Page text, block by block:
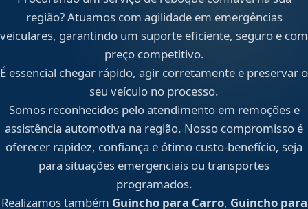
região? Atuamos com agilidade em emergências
veiculares, garantindo um suporte eficiente, seguro e com
preço competitivo.
É essencial chegar rápido, agir corretamente e preservar o
seu veículo no processo.
Somos reconhecidos pelo atendimento em remoções e
assistência automotiva na região. Nosso compromisso é
oferecer rapidez, confiança e ótimo custo-benefício, seja
para situações emergenciais ou transportes
programados.
Realizamos também Guincho para Carro, Guincho para